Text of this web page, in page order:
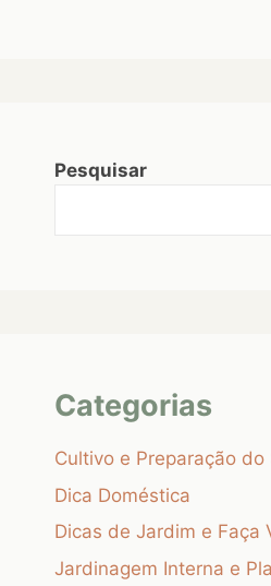
Pesquisar
Categorias
Cultivo e Preparação do
Dica Doméstica
Dicas de Jardim e Faça
Jardinagem Interna e